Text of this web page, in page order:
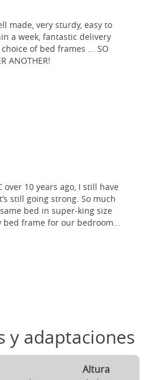
made, very sturdy, easy to
a week, fantastic delivery
of bed frames ... SO
ANOTHER!
10 years ago, I still have
still going strong. So much
bed in super-king size
bed frame for our bedroom...
y adaptaciones
Altura